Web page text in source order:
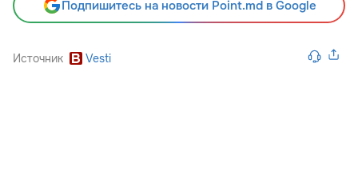
Подпишитесь на новости Point.md в Google
Источник Vesti